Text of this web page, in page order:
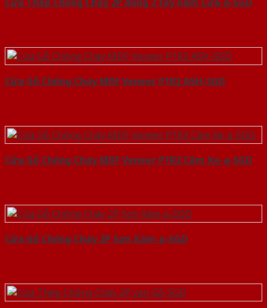
Cửa Gỗ Chống Cháy MDF Veneer P1R2 ASH-SGD
Cửa Gỗ Chống Cháy MDF Veneer P1R2 Căm Xe-a-SGD
Cửa Gỗ Chống Cháy 2P Sơn Xám-a-SGD